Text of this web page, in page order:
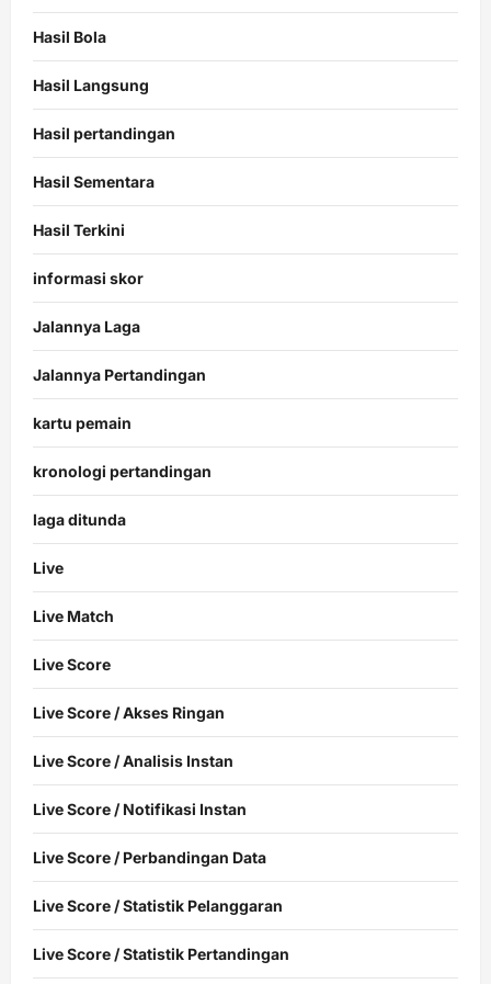
Hasil Bola
Hasil Langsung
Hasil pertandingan
Hasil Sementara
Hasil Terkini
informasi skor
Jalannya Laga
Jalannya Pertandingan
kartu pemain
kronologi pertandingan
laga ditunda
Live
Live Match
Live Score
Live Score / Akses Ringan
Live Score / Analisis Instan
Live Score / Notifikasi Instan
Live Score / Perbandingan Data
Live Score / Statistik Pelanggaran
Live Score / Statistik Pertandingan